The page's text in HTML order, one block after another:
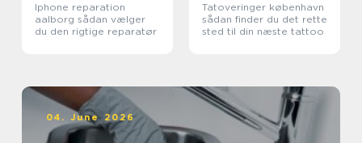
Iphone reparation
aalborg sådan vælger
du den rigtige reparatør
Tatoveringer københavn
sådan finder du det rette
sted til din næste tattoo
04. June 2026